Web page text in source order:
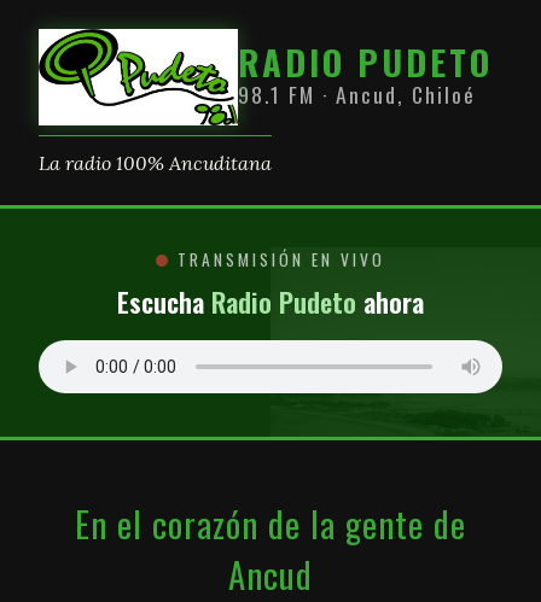
RADIO PUDETO
98.1 FM · Ancud, Chiloé
La radio 100% Ancuditana
TRANSMISIÓN EN VIVO
Escucha Radio Pudeto ahora
En el corazón de la gente de
Ancud